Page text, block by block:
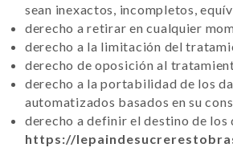
sean inexactos, incompletos,
derecho a retirar en cualquier
derecho a la limitación del
derecho de oposición al
derecho a la portabilidad de los
automatizados basados en su
derecho a definir el destino de los
https://